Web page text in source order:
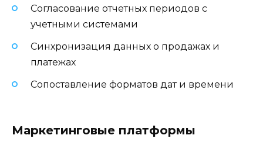
Согласование отчетных периодов с
учетными системами
Синхронизация данных о продажах и
платежах
Сопоставление форматов дат и времени
Маркетинговые платформы